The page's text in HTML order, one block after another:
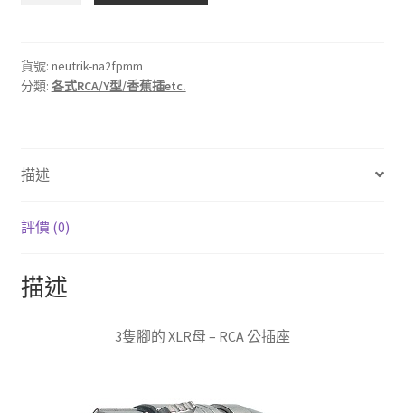
NA2FPMM(XLR
平
公)
接
量
貨號: neutrik-na2fpmm
分類: 各式RCA/Y型/香蕉插etc.
描述
評價 (0)
描述
3隻腳的 XLR母 – RCA 公插座